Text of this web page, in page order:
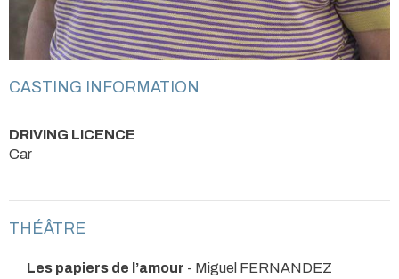
CASTING INFORMATION
DRIVING LICENCE
Car
THÉÂTRE
Les papiers de l’amour - Miguel FERNANDEZ